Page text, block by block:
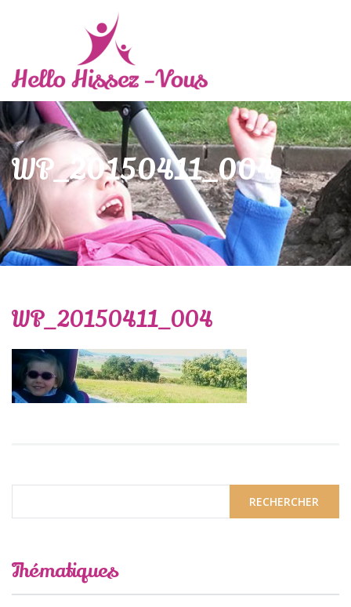
WP_20150411_004
WP_20150411_004
Thématiques